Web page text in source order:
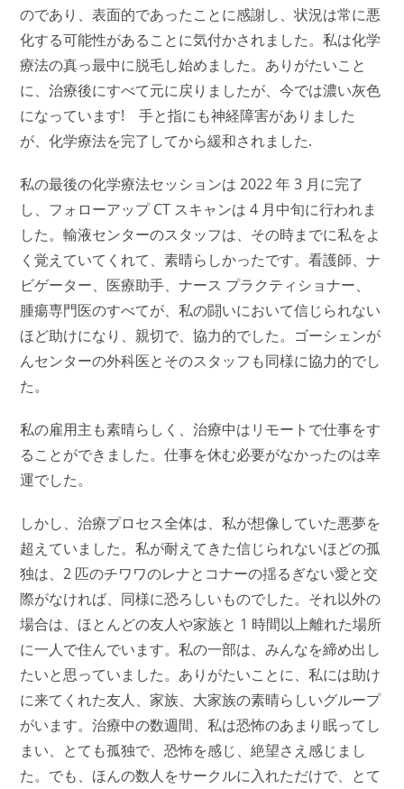
のであり、表面的であったことに感謝し、状況は常に悪
化する可能性があることに気付かされました。私は化学
療法の真っ最中に脱毛し始めました。ありがたいこと
に、治療後にすべて元に戻りましたが、今では濃い灰色
になっています! 手と指にも神経障害がありました
が、化学療法を完了してから緩和されました.
私の最後の化学療法セッションは 2022 年 3 月に完了
し、フォローアップ CT スキャンは 4 月中旬に行われま
した。輸液センターのスタッフは、その時までに私をよ
く覚えていてくれて、素晴らしかったです。看護師、ナ
ビゲーター、医療助手、ナース プラクティショナー、
腫瘍専門医のすべてが、私の闘いにおいて信じられない
ほど助けになり、親切で、協力的でした。ゴーシェンが
んセンターの外科医とそのスタッフも同様に協力的でし
た。
私の雇用主も素晴らしく、治療中はリモートで仕事をす
ることができました。仕事を休む必要がなかったのは幸
運でした。
しかし、治療プロセス全体は、私が想像していた悪夢を
超えていました。私が耐えてきた信じられないほどの孤
独は、2 匹のチワワのレナとコナーの揺るぎない愛と交
際がなければ、同様に恐ろしいものでした。それ以外の
場合は、ほとんどの友人や家族と 1 時間以上離れた場所
に一人で住んでいます。私の一部は、みんなを締め出し
たいと思っていました。ありがたいことに、私には助け
に来てくれた友人、家族、大家族の素晴らしいグループ
がいます。治療中の数週間、私は恐怖のあまり眠ってし
まい、とても孤独で、恐怖を感じ、絶望さえ感じまし
た。でも、ほんの数人をサークルに入れただけで、とて